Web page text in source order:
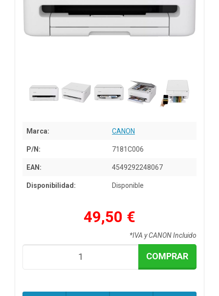
Marca: CANON
P/N: 7181C006
EAN: 4549292248067
Disponibilidad: Disponible
49,50 €
*IVA y CANON Incluido
COMPRAR